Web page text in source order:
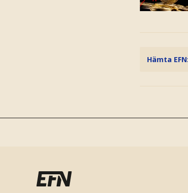
Hämta